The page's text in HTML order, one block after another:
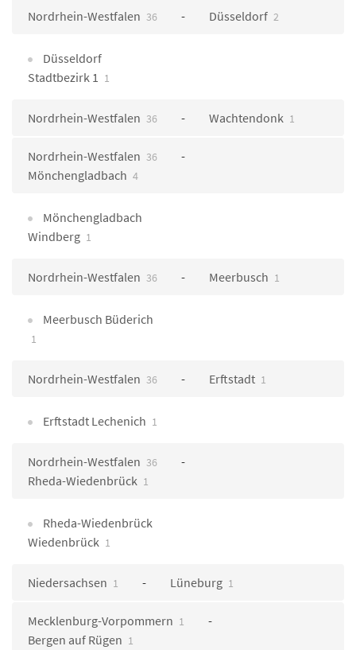
Nordrhein-Westfalen 36 Düsseldorf 2
Düsseldorf
Stadtbezirk 1 1
Nordrhein-Westfalen 36 Wachtendonk 1
Nordrhein-Westfalen 36
Mönchengladbach 4
Mönchengladbach
Windberg 1
Nordrhein-Westfalen 36 Meerbusch 1
Meerbusch Büderich
1
Nordrhein-Westfalen 36 Erftstadt 1
Erftstadt Lechenich 1
Nordrhein-Westfalen 36
Rheda-Wiedenbrück 1
Rheda-Wiedenbrück
Wiedenbrück 1
Niedersachsen 1 Lüneburg 1
Mecklenburg-Vorpommern 1
Bergen auf Rügen 1